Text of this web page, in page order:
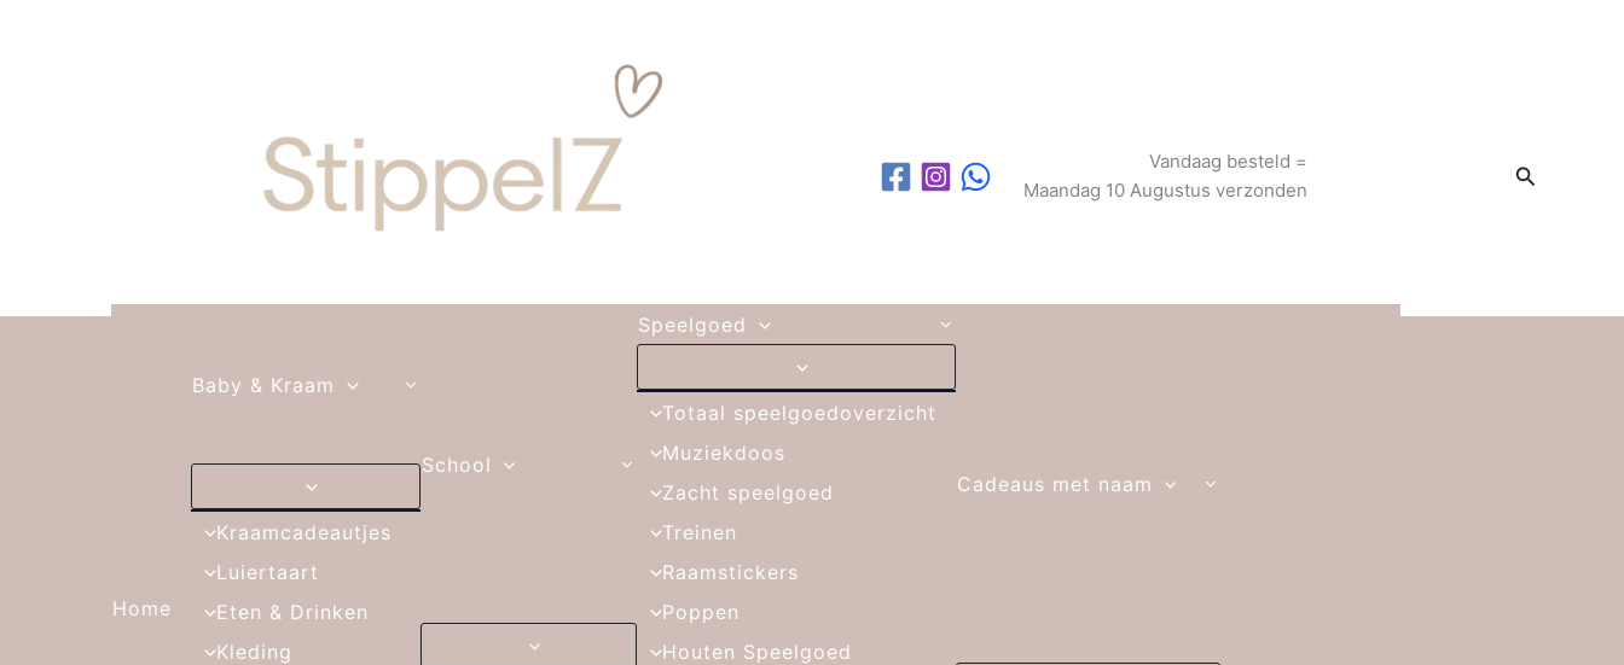
Vandaag besteld =
Maandag 10 Augustus verzonden
Zoeken
Home
Baby & Kraam
Kraamcadeautjes
Luiertaart
Eten & Drinken
Kleding
School
Speelgoed
Totaal speelgoedoverzicht
Muziekdoos
Zacht speelgoed
Treinen
Raamstickers
Poppen
Houten Speelgoed
Cadeaus met naam